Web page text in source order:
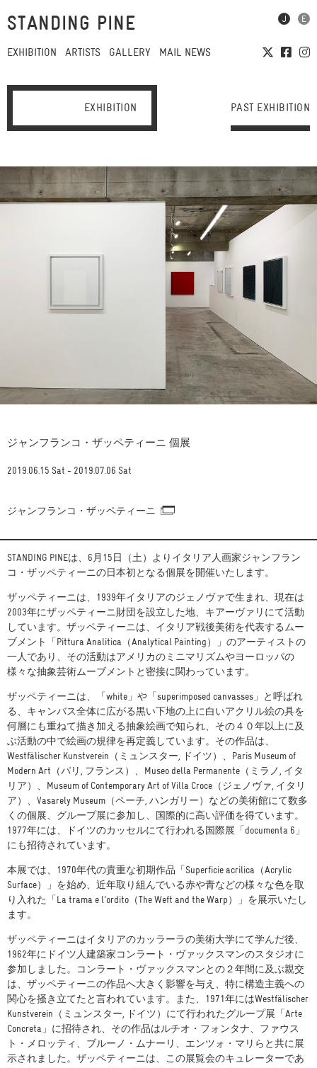
STANDING PINE
EXHIBITION ARTISTS GALLERY MAIL NEWS
EXHIBITION PAST EXHIBITION
ジャンフランコ・ザッペティーニ 個展
2019.06.15 Sat - 2019.07.06 Sat
ジャンフランコ・ザッペティーニ
STANDING PINEは、6月15日（土）よりイタリア人画家ジャンフラン
コ・ザッペティーニの日本初となる個展を開催いたします。
ザッペティーニは、1939年イタリアのジェノヴァで生まれ、現在は
2003年にザッペティーニ財団を設立した地、キアーヴァリにて活動
しています。ザッペティーニは、イタリア戦後美術を代表するムー
ブメント「Pittura Analitica（Analytical Painting）」のアーティストの
一人であり、その活動はアメリカのミニマリズムやヨーロッパの
様々な抽象芸術ムーブメントと密接に関わっています。
ザッペティーニは、「white」や「superimposed canvasses」と呼ばれ
る、キャンバス全体に広がる黒い下地の上に白いアクリル絵の具を
何層にも重ねて描き加える抽象絵画で知られ、その４０年以上に及
ぶ活動の中で絵画の規律を再定義しています。その作品は、
Westfälischer Kunstverein（ミュンスター, ドイツ）、Paris Museum of
Modern Art（パリ, フランス）、Museo della Permanente（ミラノ, イタ
リア）、Museum of Contemporary Art of Villa Croce（ジェノヴァ, イタリ
ア）、Vasarely Museum（ペーチ, ハンガリー）などの美術館にて数多
くの個展、グループ展に参加し、国際的に高い評価を得ています。
1977年には、ドイツのカッセルにて行われる国際展「documenta 6」
にも招待されています。
本展では、1970年代の貴重な初期作品「Superficie acrilica（Acrylic
Surface）」を始め、近年取り組んでいる赤や青などの様々な色を取
り入れた「La trama e l'ordito（The Weft and the Warp）」を展示いたし
ます。
ザッペティーニはイタリアのカッラーラの美術大学にて学んだ後、
1962年にドイツ人建築家コンラート・ヴァックスマンのスタジオに
参加しました。コンラート・ヴァックスマンとの２年間に及ぶ親交
は、ザッペティーニの作品へ大きく影響を与え、特に構造主義への
関心を掻き立てたと言われています。また、1971年にはWestfälischer
Kunstverein（ミュンスター, ドイツ）にて行われたグループ展「Arte
Concreta」に招待され、その作品はルチオ・フォンタナ、ファウス
ト・メロッティ、ブルーノ・ムナーリ、エンツォ・マリらと共に展
示されました。ザッペティーニは、この展覧会のキュレーターであ